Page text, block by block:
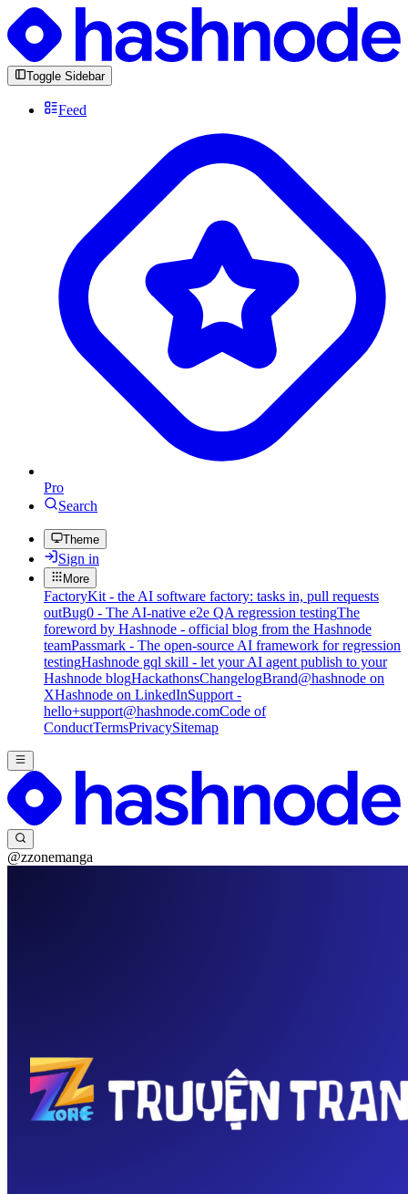
Toggle Sidebar
Feed
Pro
Search
Theme
Sign in
More
FactoryKit - the AI software factory: tasks in, pull requests
outBug0 - The AI-native e2e QA regression testingThe
foreword by Hashnode - official blog from the Hashnode
teamPassmark - The open-source AI framework for regression
testingHashnode gql skill - let your AI agent publish to your
Hashnode blogHackathonsChangelogBrand@hashnode on
XHashnode on LinkedInSupport -
hello+support@hashnode.comCode of
ConductTermsPrivacySitemap
@zzonemanga